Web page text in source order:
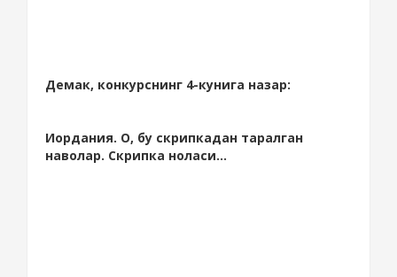
Демак, конкурснинг 4-кунига назар:
Иордания. О, бу скрипкадан таралган
наволар. Скрипка ноласи...